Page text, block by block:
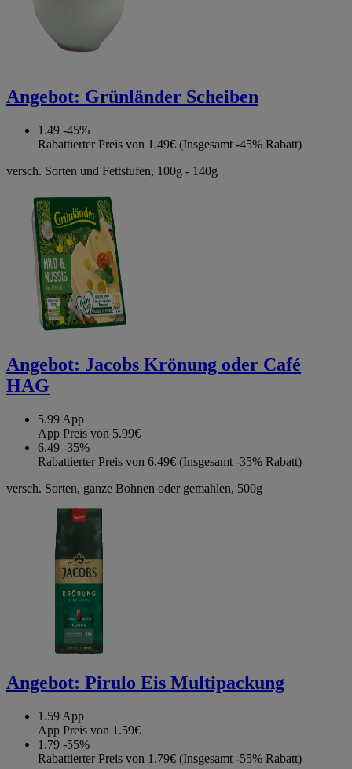
Angebot: Grünländer Scheiben
1.49 -45%
Rabattierter Preis von 1.49€ (Insgesamt -45% Rabatt)
versch. Sorten und Fettstufen, 100g - 140g
Angebot: Jacobs Krönung oder Café
HAG
5.99 App
App Preis von 5.99€
6.49 -35%
Rabattierter Preis von 6.49€ (Insgesamt -35% Rabatt)
versch. Sorten, ganze Bohnen oder gemahlen, 500g
Angebot: Pirulo Eis Multipackung
1.59 App
App Preis von 1.59€
1.79 -55%
Rabattierter Preis von 1.79€ (Insgesamt -55% Rabatt)